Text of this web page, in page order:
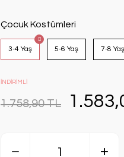
Çocuk Kostümleri
3-4 Yaş 5-6 Yaş 7-8 Yaş
İNDİRİMLİ
1.758,90 TL